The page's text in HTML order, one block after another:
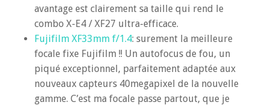
avantage est clairement sa taille qui rend le
combo X-E4 / XF27 ultra-efficace.
Fujifilm XF33mm f/1.4: surement la meilleure
focale fixe Fujifilm !! Un autofocus de fou, un
piqué exceptionnel, parfaitement adaptée aux
nouveaux capteurs 40megapixel de la nouvelle
gamme. C’est ma focale passe partout, que je